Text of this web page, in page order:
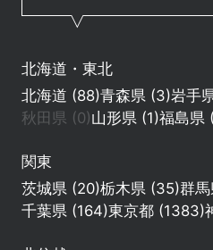
北海道・東北
北海道 (88)青森県 (3)岩手
秋田県 (0)山形県 (1)福島県
関東
茨城県 (20)栃木県 (35)群
千葉県 (164)東京都 (1383)